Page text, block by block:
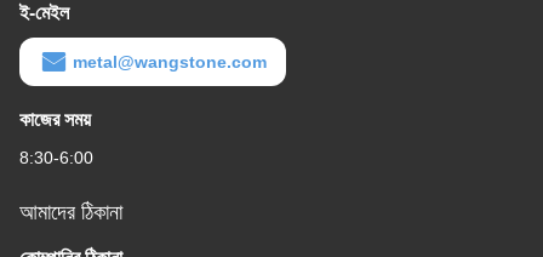
ই-মেইল
metal@wangstone.com
কাজের সময়
8:30-6:00
আমাদের ঠিকানা